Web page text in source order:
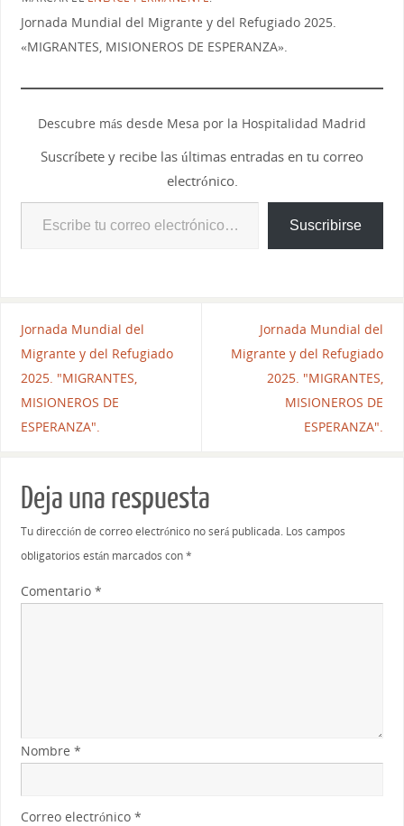
Jornada Mundial del Migrante y del Refugiado 2025.
«MIGRANTES, MISIONEROS DE ESPERANZA».
Descubre más desde Mesa por la Hospitalidad Madrid
Suscríbete y recibe las últimas entradas en tu correo
electrónico.
Suscribirse
Jornada Mundial del
Migrante y del Refugiado
2025. "MIGRANTES,
MISIONEROS DE
ESPERANZA".
Jornada Mundial del
Migrante y del Refugiado
2025. "MIGRANTES,
MISIONEROS DE
ESPERANZA".
Deja una respuesta
Tu dirección de correo electrónico no será publicada. Los campos
obligatorios están marcados con*
Comentario *
Nombre *
Correo electrónico *